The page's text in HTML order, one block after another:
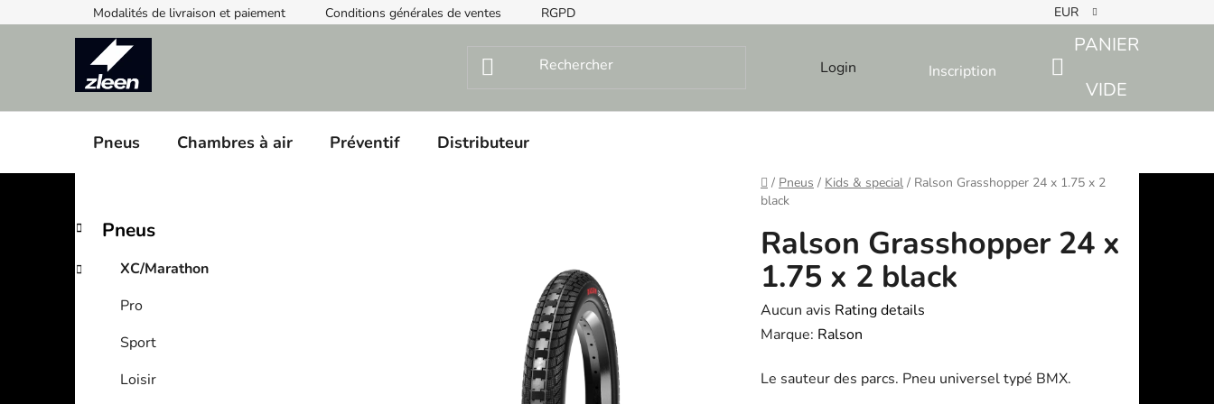
to
Modalités de livraison et paiement Conditions générales de ventes RGPD EUR
Login Inscription
SHOPPING
PANIER
VIDE
Pneus Chambres à air Préventif Distributeur
Home
/ Pneus / Kids & special / Ralson Grasshopper 24 x 1.75 x 2
black
S
d
Skip
categories
C
a
e
Pneus
XC/Marathon
Pro
Sport
Loisir
Ralson Grasshopper 24 x
1.75 x 2 black
The
average
rating
Aucun avis Rating details
Marque: Ralson
Le sauteur des parcs. Pneu universel typé BMX.